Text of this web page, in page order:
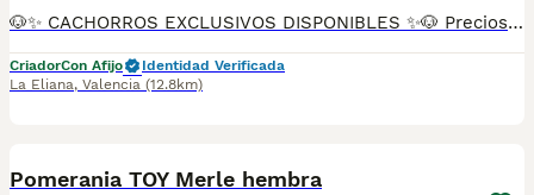
🐶✨ CACHORROS EXCLUSIVOS DISPONIBLES ✨🐶 Preciosos cachorros criados en ambiente familiar, rodeados de amor y cuidados desde el primer día ❤️ Totalmente socializados, cariñosos y acostumbrados al contacto con personas. 📦 Se entregan con todas las garantías: ✔️ Cartilla sanitaria ✔️ Vacunación al día 💉 ✔️ Desparasitación completa ✅ ✔️ Garantía vírica 😷 ✔️ Garantía congénita 👌 ✔️ Contrato de entrega ✍️ 📸 Síguenos en Instagram: @fincapaunais para ver fotos y vídeos reales ⚠️ Disponibilidad limitada ⚠️ Se reservan rápido. 📲 Contacto directo por WhatsApp: 671 454 202 Solo personas responsables
CriadorCon Afijo
Identidad Verificada
La Eliana, Valencia (12.8km)
Pomerania TOY Merle hembra